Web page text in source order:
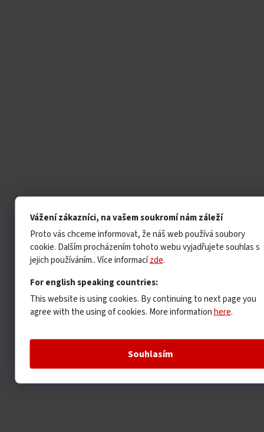
Vážení zákazníci, na vašem soukromí nám záleží
Proto vás chceme informovat, že náš web používá soubory
cookie. Dalším procházením tohoto webu vyjadřujete souhlas s
jejich používáním.. Více informacízde.
For english speaking countries:
This website is using cookies. By continuing to next page you
agree with the using of cookies. More informationhere.
Souhlasím